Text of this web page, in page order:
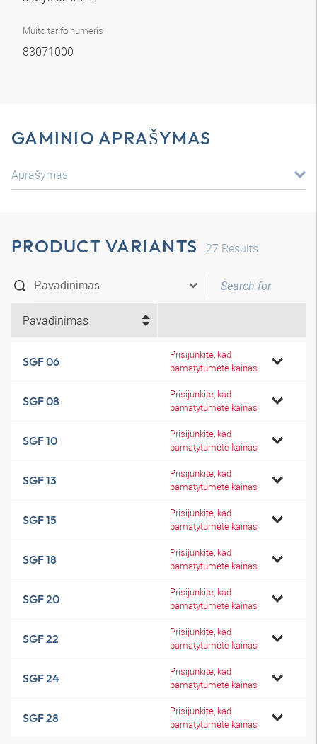
Muito tarifo numeris
83071000
GAMINIO APRAŠYMAS
Aprašymas
PRODUCT VARIANTS 27 Results
Pavadinimas
SGF 06
Prisijunkite, kad
pamatytumėte kainas
SGF 08
Prisijunkite, kad
pamatytumėte kainas
SGF 10
Prisijunkite, kad
pamatytumėte kainas
SGF 13
Prisijunkite, kad
pamatytumėte kainas
SGF 15
Prisijunkite, kad
pamatytumėte kainas
SGF 18
Prisijunkite, kad
pamatytumėte kainas
SGF 20
Prisijunkite, kad
pamatytumėte kainas
SGF 22
Prisijunkite, kad
pamatytumėte kainas
SGF 24
Prisijunkite, kad
pamatytumėte kainas
SGF 28
Prisijunkite, kad
pamatytumėte kainas